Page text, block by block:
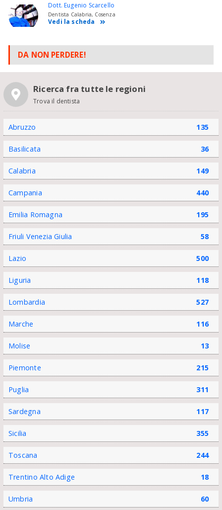
Dott. Eugenio Scarcello
Dentista Calabria, Cosenza
Vedi la scheda
DA NON PERDERE!
Ricerca fra tutte le regioni
Trova il dentista
Abruzzo 135
Basilicata 36
Calabria 149
Campania 440
Emilia Romagna 195
Friuli Venezia Giulia 58
Lazio 500
Liguria 118
Lombardia 527
Marche 116
Molise 13
Piemonte 215
Puglia 311
Sardegna 117
Sicilia 355
Toscana 244
Trentino Alto Adige 18
Umbria 60